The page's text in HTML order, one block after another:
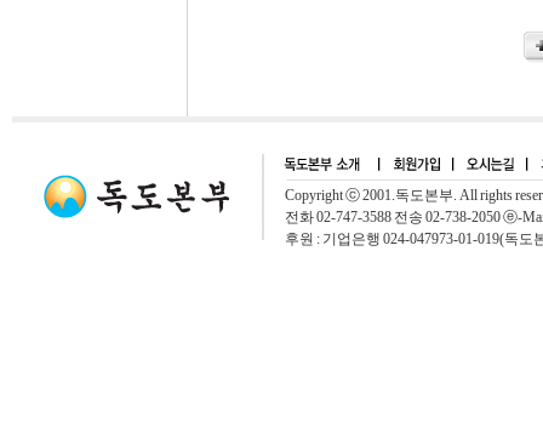
Copyright ⓒ 2001.독도본부. All rights
전화 02-747-3588 전송 02-738-2050 ⓔ-
후원 : 기업은행 024-047973-01-019(독도